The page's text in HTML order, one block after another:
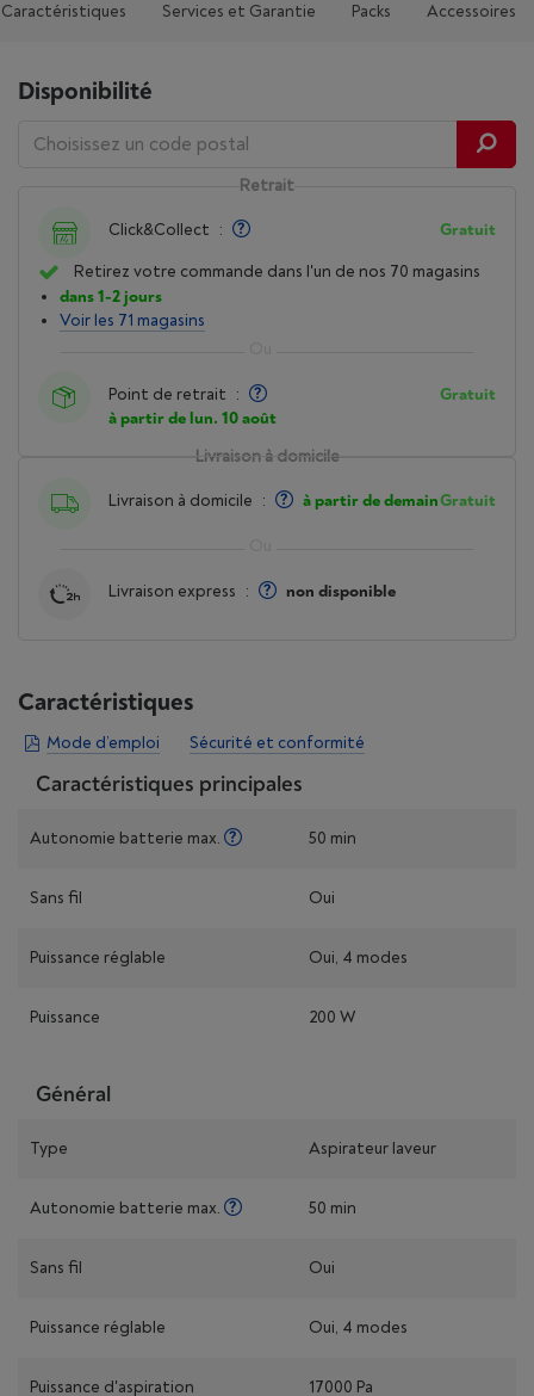
Caractéristiques Services et Garantie Packs Accessoires
Disponibilité
Livraison à domicile
Livraison à domicile : à partir de demainGratuit
Livraison express : non disponible
Retrait
Click&Collect : Gratuit
Retirez votre commande dans l'un de nos 70 magasins
dans 1-2 jours
Voir les 71 magasins
Point de retrait :
à partir de lun. 10 août
Gratuit
Caractéristiques
Mode d’emploi Sécurité et conformité
Caractéristiques principales
Autonomie batterie max. 50 min
Sans fil Oui
Puissance réglable Oui, 4 modes
Puissance 200 W
Général
Type Aspirateur laveur
Autonomie batterie max. 50 min
Sans fil Oui
Puissance réglable Oui, 4 modes
Puissance d'aspiration 17000 Pa